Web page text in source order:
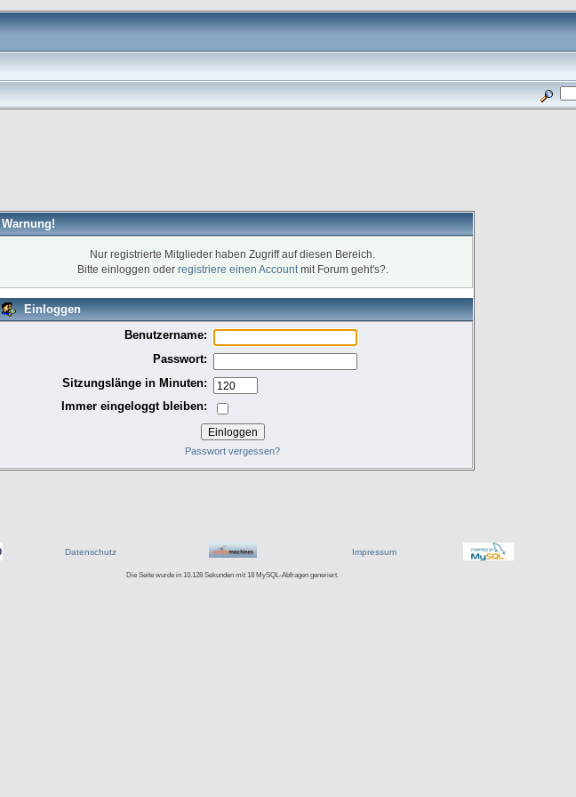
Warnung!
Nur registrierte Mitglieder haben Zugriff auf diesen Bereich.
Bitte einloggen oder registriere einen Accountmit Forum geht's?.
Einloggen
Benutzername:
Passwort:
Sitzungslänge in Minuten:
Immer eingeloggt bleiben:
Passwort vergessen?
Datenschutz Impressum
Die Seite wurde in 10.128 Sekunden mit 18 MySQL-Abfragen generiert.